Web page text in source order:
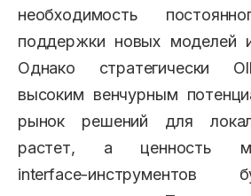
необходимость
поддержки новых моделей
Однако стратегически
высоким венчурным
рынок решений для
растет, а ценность
interface-инструментов